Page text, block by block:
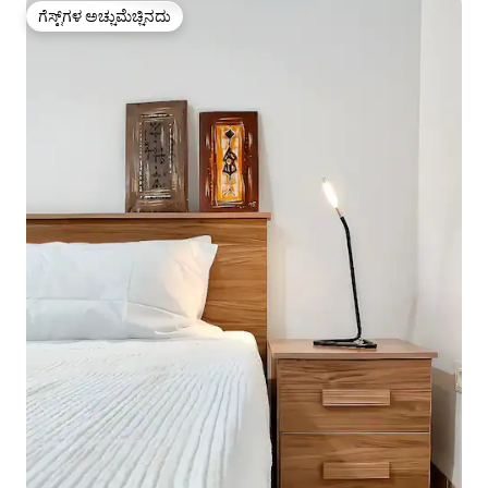
ಗೆಸ್ಟ್‌ಗಳ ಅಚ್ಚುಮೆಚ್ಚಿನದು
ಗೆಸ್ಟ್‌ಗಳ ಅಚ್ಚುಮೆಚ್ಚಿನದು